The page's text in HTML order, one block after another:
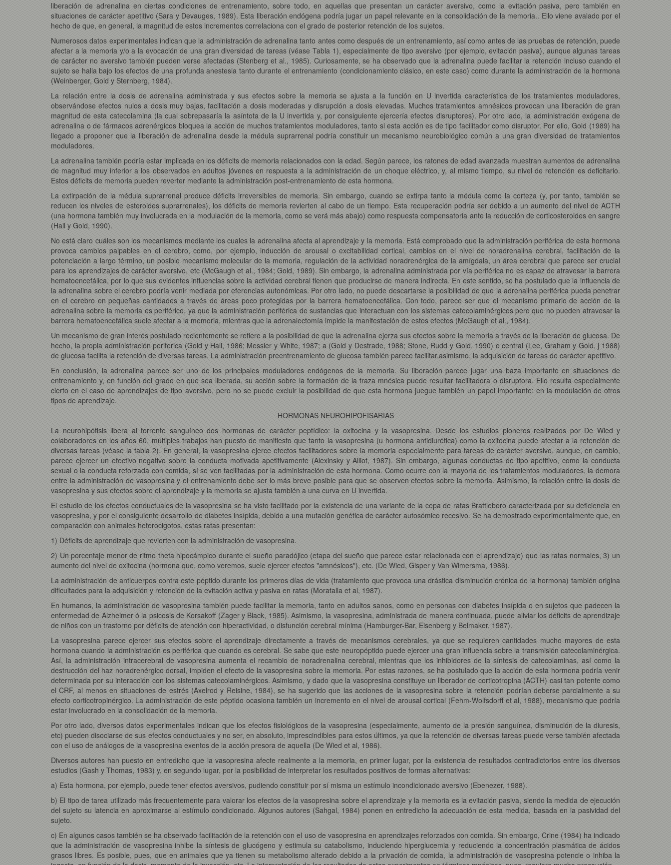
liberación de adrenalina en ciertas condiciones de entrenamiento, sobre todo, en aquellas que presentan un carácter aversivo, como la evitación pasiva, pero también en
situaciones de carácter apetitivo (Sara y Devauges, 1989). Esta liberación endógena podría jugar un papel relevante en la consolidación de la memoria.. Ello viene avalado por el
hecho de que, en general, la magnitud de estos incrementos correlaciona con el grado de posterior retención de los sujetos.
Numerosos datos experimentales indican que la administración de adrenalina tanto antes como después de un entrenamiento, así como antes de las pruebas de retención, puede
afectar a la memoria y/o a la evocación de una gran diversidad de tareas (véase Tabla 1), especialmente de tipo aversivo (por ejemplo, evitación pasiva), aunque algunas tareas
de carácter no aversivo también pueden verse afectadas (Stenberg et al., 1985). Curiosamente, se ha observado que la adrenalina puede facilitar la retención incluso cuando el
sujeto se halla bajo los efectos de una profunda anestesia tanto durante el entrenamiento (condicionamiento clásico, en este caso) como durante la administración de la hormona
(Weinberger, Gold y Sternberg, 1984).
La relación entre la dosis de adrenalina administrada y sus efectos sobre la memoria se ajusta a la función en U invertida característica de los tratamientos moduladores,
observándose efectos nulos a dosis muy bajas, facilitación a dosis moderadas y disrupción a dosis elevadas. Muchos tratamientos amnésicos provocan una liberación de gran
magnitud de esta catecolamina (la cual sobrepasaría la asíntota de la U invertida y, por consiguiente ejercería efectos disruptores). Por otro lado, la administración exógena de
adrenalina o de fármacos adrenérgicos bloquea la acción de muchos tratamientos moduladores, tanto si esta acción es de tipo facilitador como disruptor. Por ello, Gold (1989) ha
llegado a proponer que la liberación de adrenalina desde la médula suprarrenal podría constituir un mecanismo neurobiológico común a una gran diversidad de tratamientos
moduladores.
La adrenalina también podría estar implicada en los déficits de memoria relacionados con la edad. Según parece, los ratones de edad avanzada muestran aumentos de adrenalina
de magnitud muy inferior a los observados en adultos jóvenes en respuesta a la administración de un choque eléctrico, y, al mismo tiempo, su nivel de retención es deficitario.
Estos déficits de memoria pueden reverter mediante la administración post-entrenamiento de esta hormona.
La extirpación de la médula suprarrenal produce déficits irreversibles de memoria. Sin embargo, cuando se extirpa tanto la médula como la corteza (y, por tanto, también se
reducen los niveles de esteroides suprarrenales), los déficits de memoria revierten al cabo de un tiempo. Esta recuperación podría ser debido a un aumento del nivel de ACTH
(una hormona también muy involucrada en la modulación de la memoria, como se verá más abajo) como respuesta compensatoria ante la reducción de corticosteroides en sangre
(Hall y Gold, 1990).
No está claro cuáles son los mecanismos mediante los cuales la adrenalina afecta al aprendizaje y la memoria. Está comprobado que la administración periférica de esta hormona
provoca cambios palpables en el cerebro, como, por ejemplo, inducción de arousal o excitabilidad cortical, cambios en el nivel de noradrenalina cerebral, facilitación de la
potenciación a largo término, un posible mecanismo molecular de la memoria, regulación de la actividad noradrenérgica de la amígdala, un área cerebral que parece ser crucial
para los aprendizajes de carácter aversivo, etc (McGaugh et al., 1984; Gold, 1989). Sin embargo, la adrenalina administrada por vía periférica no es capaz de atravesar la barrera
hematoencefálica, por lo que sus evidentes influencias sobre la actividad cerebral tienen que producirse de manera indirecta. En este sentido, se ha postulado que la influencia de
la adrenalina sobre el cerebro podría venir mediada por eferencias autonómicas. Por otro lado, no puede descartarse la posibilidad de que la adrenalina periférica pueda penetrar
en el cerebro en pequeñas cantidades a través de áreas poco protegidas por la barrera hematoencefálica. Con todo, parece ser que el mecanismo primario de acción de la
adrenalina sobre la memoria es periférico, ya que la administración periférica de sustancias que interactuan con los sistemas catecolaminérgicos pero que no pueden atravesar la
barrera hematoencefálica suele afectar a la memoria, mientras que la adrenalectomía impide la manifestación de estos efectos (McGaugh et al., 1984).
Un mecanismo de gran interés postulado recientemente se refiere a la posibilidad de que la adrenalina ejerza sus efectos sobre la memoria a través de la liberación de glucosa. De
hecho, la propia administración periferica (Gold y Hall, 1986; Messier y White, 1987; a (Gold y Destrade, 1988; Stone, Rudd y Gold. 1990) o central (Lee, Graham y Gold, j 1988)
de glucosa facilita la retención de diversas tareas. La administración preentrenamiento de glucosa también parece facilitar,asimismo, la adquisición de tareas de carácter apetitivo.
En conclusión, la adrenalina parece ser uno de los principales moduladores endógenos de la memoria. Su liberación parece jugar una baza importante en situaciones de
entrenamiento y, en función del grado en que sea liberada, su acción sobre la formación de la traza mnésica puede resultar facilitadora o disruptora. Ello resulta especialmente
cierto en el caso de aprendizajes de tipo aversivo, pero no se puede excluir la posibilidad de que esta hormona juegue también un papel importante: en la modulación de otros
tipos de aprendizaje.
HORMONAS NEUROHIPOFISARIAS
La neurohipófisis libera al torrente sanguíneo dos hormonas de carácter peptídico: la oxitocina y la vasopresina. Desde los estudios pioneros realizados por De Wied y
colaboradores en los años 60, múltiples trabajos han puesto de manifiesto que tanto la vasopresina (u hormona antidiurética) como la oxitocina puede afectar a la retención de
diversas tareas (véase la tabla 2). En general, la vasopresina ejerce efectos facilitadores sobre la memoria especialmente para tareas de carácter aversivo, aunque, en cambio,
parece ejercer un efectivo negativo sobre la conducta motivada apetitivamente (Alexinsky y Alliot, 1987). Sin embargo, algunas conductas de tipo apetitivo, como la conducta
sexual o la conducta reforzada con comida, sí se ven facilitadas por la administración de esta hormona. Como ocurre con la rnayoría de los tratamientos moduladores, la demora
entre la administración de vasopresina y el entrenamiento debe ser lo más breve posible para que se observen efectos sobre la memoria. Asimismo, la relación entre la dosis de
vasopresina y sus efectos sobre el aprendizaje y la memoria se ajusta también a una curva en U invertida.
El estudio de los efectos conductuales de la vasopresina se ha visto facilitado por la existencia de una variante de la cepa de ratas Brattleboro caracterizada por su deficiencia en
vasopresina, y por el consiguiente desarrollo de diabetes insípida, debido a una mutación genética de carácter autosómico recesivo. Se ha demostrado experimentalmente que, en
comparación con animales heterocigotos, estas ratas presentan:
1) Déficits de aprendizaje que revierten con la administración de vasopresina.
2) Un porcentaje menor de ritmo theta hipocámpico durante el sueño paradójico (etapa del sueño que parece estar relacionada con el aprendizaje) que las ratas normales, 3) un
aumento del nivel de oxitocina (hormona que, como veremos, suele ejercer efectos "amnésicos"), etc. (De Wied, Gisper y Van Wimersma, 1986).
La administración de anticuerpos contra este péptido durante los primeros días de vida (tratamiento que provoca una drástica disminución crónica de la hormona) también origina
dificultades para la adquisición y retención de la evitación activa y pasiva en ratas (Moratalla et al, 1987).
En humanos, la administración de vasopresina también puede facilitar la memoria, tanto en adultos sanos, como en personas con diabetes insípida o en sujetos que padecen la
enfermedad de Alzheimer ó la psicosis de Korsakoff (Zager y Black, 1985). Asimismo, la vasopresina, administrada de manera continuada, puede aliviar los déficits de aprendizaje
de niños con un trastorno por déficits de atención con hiperactividad, o disfunción cerebral mínima (Hamburger-Bar, Eisenberg y Belmaker, 1987).
La vasopresina parece ejercer sus efectos sobre el aprendizaje directamente a través de mecanismos cerebrales, ya que se requieren cantidades mucho mayores de esta
hormona cuando la administración es periférica que cuando es cerebral. Se sabe que este neuropéptido puede ejercer una gran influencia sobre la transmisión catecolaminérgica.
Así, la administración intracerebral de vasopresina aumenta el recambio de noradrenalina cerebral, mientras que los inhibidores de la síntesis de catecolaminas, así como la
destrucción del haz noradrenérgico dorsal, impiden el efecto de la vasopresina sobre la memoria. Por estas razones, se ha postulado que la acción de esta hormona podría venir
determinada por su interacción con los sistemas catecolaminérgicos. Asimismo, y dado que la vasopresina constituye un liberador de corticotropina (ACTH) casi tan potente como
el CRF, al menos en situaciones de estrés (Axelrod y Reisine, 1984), se ha sugerido que las acciones de la vasopresina sobre la retención podrían deberse parcialmente a su
efecto corticotropinérgico. La administración de este péptido ocasiona también un incremento en el nivel de arousal cortical (Fehm-Wolfsdorff et al, 1988), mecanismo que podría
estar involucrado en la consolidación de la memoria.
Por otro lado, diversos datos experimentales indican que los efectos fisiológicos de la vasopresina (especialmente, aumento de la presión sanguínea, disminución de la diuresis,
etc) pueden disociarse de sus efectos conductuales y no ser, en absoluto, imprescindibles para estos últimos, ya que la retención de diversas tareas puede verse también afectada
con el uso de análogos de la vasopresina exentos de la acción presora de aquella (De Wied et al, 1986).
Diversos autores han puesto en entredicho que la vasopresina afecte realmente a la memoria, en primer lugar, por la existencia de resultados contradictorios entre los diversos
estudios (Gash y Thomas, 1983) y, en segundo lugar, por la posibilidad de interpretar los resultados positivos de formas alternativas:
a) Esta hormona, por ejemplo, puede tener efectos aversivos, pudiendo constituir por sí misma un estímulo incondicionado aversivo (Ebenezer, 1988).
b) El tipo de tarea utilizado más frecuentemente para valorar los efectos de la vasopresina sobre el aprendizaje y la memoria es la evitación pasiva, siendo la medida de ejecución
del sujeto su latencia en aproximarse al estímulo condicionado. Algunos autores (Sahgal, 1984) ponen en entredicho la adecuación de esta medida, basada en la pasividad del
sujeto.
c) En algunos casos también se ha observado facilitación de la retención con el uso de vasopresina en aprendizajes reforzados con comida. Sin embargo, Crine (1984) ha indicado
que la administración de vasopresina inhibe la síntesis de glucógeno y estimula su catabolismo, induciendo hiperglucemia y reduciendo la concentración plasmática de ácidos
grasos libres. Es posible, pues, que en animales que ya tienen su metabolismo alterado debido a la privación de comida, la administración de vasopresina potencie o inhiba la